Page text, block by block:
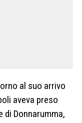
al suo arrivo
aveva preso
Donnarumma,